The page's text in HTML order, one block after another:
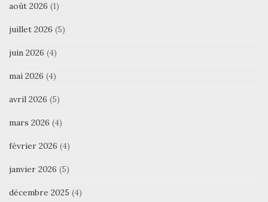
août 2026 (1)
juillet 2026 (5)
juin 2026 (4)
mai 2026 (4)
avril 2026 (5)
mars 2026 (4)
février 2026 (4)
janvier 2026 (5)
décembre 2025 (4)